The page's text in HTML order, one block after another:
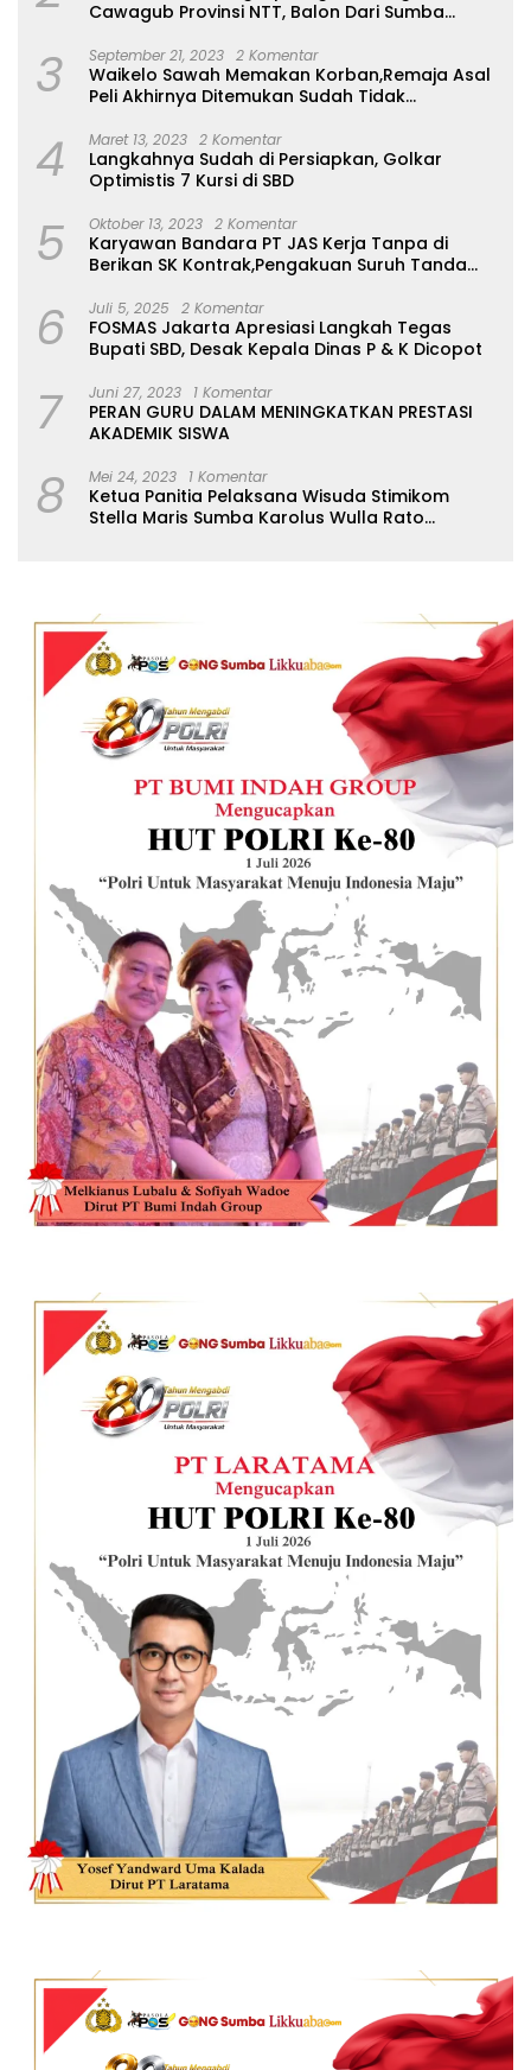
Cawagub Provinsi NTT, Balon Dari Sumba
3 September 21, 2023 2 Komentar
Waikelo Sawah Memakan Korban,Remaja Asal
Peli Akhirnya Ditemukan Sudah Tidak
4 Maret 13, 2023 2 Komentar
Langkahnya Sudah di Persiapkan, Golkar
Optimistis 7 Kursi di SBD
5 Oktober 13, 2023 2 Komentar
Karyawan Bandara PT JAS Kerja Tanpa di
Berikan SK Kontrak,Pengakuan Suruh Tanda
6 Juli 5, 2025 2 Komentar
FOSMAS Jakarta Apresiasi Langkah Tegas
Bupati SBD, Desak Kepala Dinas P & K Dicopot
7 Juni 27, 2023 1 Komentar
PERAN GURU DALAM MENINGKATKAN PRESTASI
AKADEMIK SISWA
8 Mei 24, 2023 1 Komentar
Ketua Panitia Pelaksana Wisuda Stimikom
Stella Maris Sumba Karolus Wulla Rato